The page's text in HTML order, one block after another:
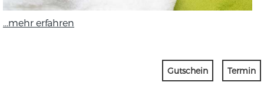
...mehr erfahren
Gutschein Termin